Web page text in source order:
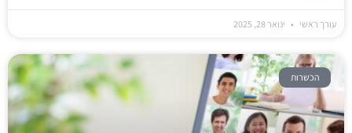
עורך ראשי ינואר 28, 2025
הכשרות